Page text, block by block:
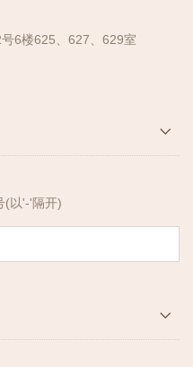
6楼625、627、629室
(以'-'隔开)